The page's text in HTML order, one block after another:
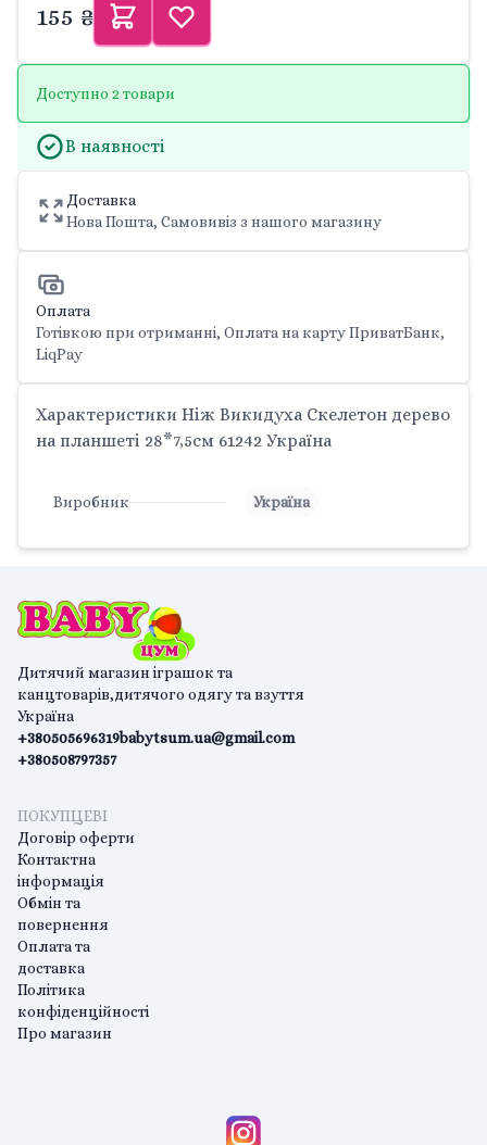
155 ₴
Доступно 2 товари
В наявності
Доставка
Нова Пошта, Самовивіз з нашого магазину
Оплата
Готівкою при отриманні, Оплата на карту ПриватБанк,
LiqPay
Характеристики Ніж Викидуха Скелетон дерево
на планшеті 28*7,5см 61242 Україна
Виробник Україна
Дитячий магазин іграшок та
канцтоварів,дитячого одягу та взуття
Україна
+380505696319
+380508797357
babytsum.ua@gmail.com
ПОКУПЦЕВІ
Договір оферти
Контактна
інформація
Обмін та
повернення
Оплата та
доставка
Політика
конфіденційності
Про магазин